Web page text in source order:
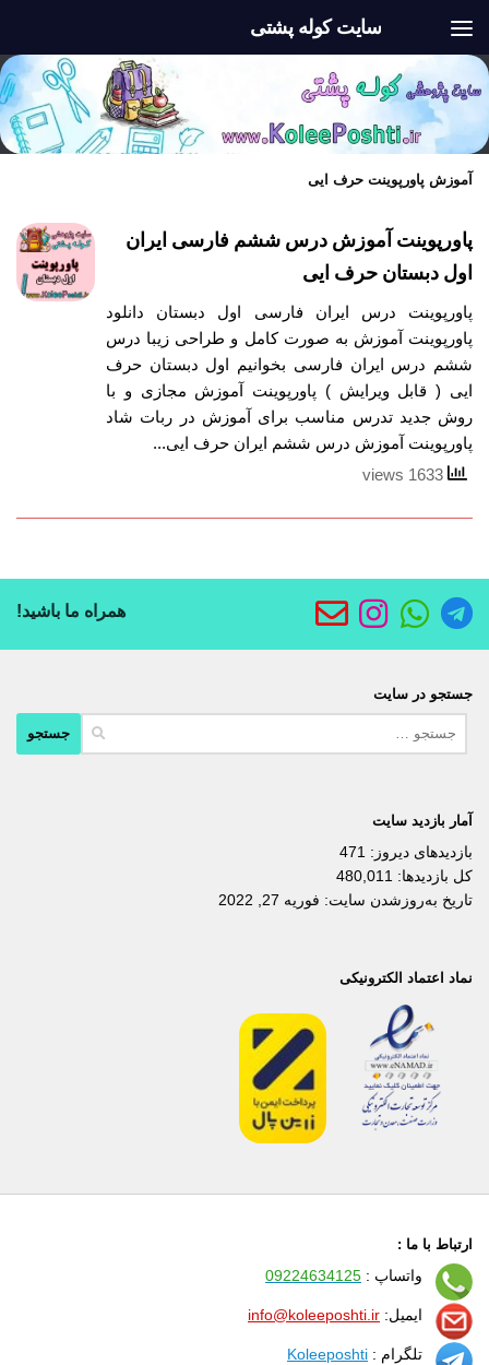
سایت کوله پشتی
آموزش پاورپوینت حرف ایی
پاورپوینت آموزش درس ششم فارسی ایران
اول دبستان حرف ایی
پاورپوینت درس ایران فارسی اول دبستان دانلود
پاورپوینت آموزش به صورت کامل و طراحی زیبا درس
ششم درس ایران فارسی بخوانیم اول دبستان حرف
ایی ( قابل ویرایش ) پاورپوینت آموزش مجازی و با
روش جدید تدرس مناسب برای آموزش در ربات شاد
پاورپوینت آموزش درس ششم ایران حرف ایی...
همراه ما باشید!
جستجو در سایت
آمار بازدید سایت
بازدیدهای دیروز: 471
کل بازدیدها: 480,011
تاریخ به‌روزشدن سایت: فوریه 27, 2022
نماد اعتماد الکترونیکی
ارتباط با ما :
واتساپ : 09224634125
ایمیل: info@koleeposhti.ir
تلگرام : Koleeposhti